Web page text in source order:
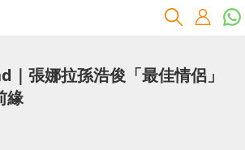
張娜拉孫浩俊「最佳情侶」
緣